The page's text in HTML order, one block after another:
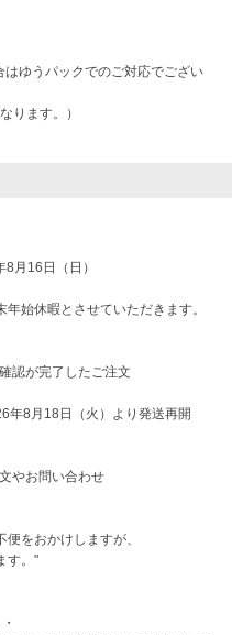
ゆうパックでのご対応でござい
ります。）
月16日（日）
始休暇とさせていただきます。
認が完了したご注文
年8月18日（火）より発送再開
やお問い合わせ
をおかけしますが、
す。"